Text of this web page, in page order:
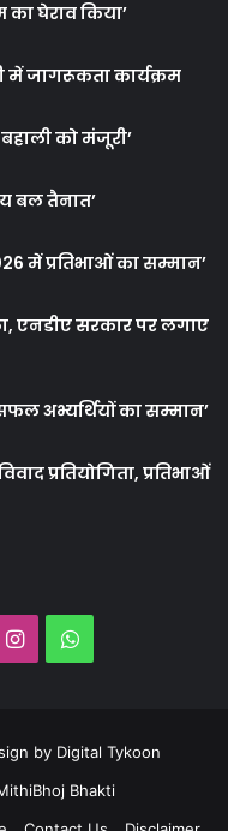
घेराव किया’
में जागरूकता कार्यक्रम
को मंजूरी’
बल तैनात’
में प्रतिभाओं का सम्मान’
एनडीए सरकार पर लगाए
अभ्यर्थियों का सम्मान’
प्रतियोगिता, प्रतिभाओं
InstagramWhatsApp
by Digital Tykoon
Bhakti